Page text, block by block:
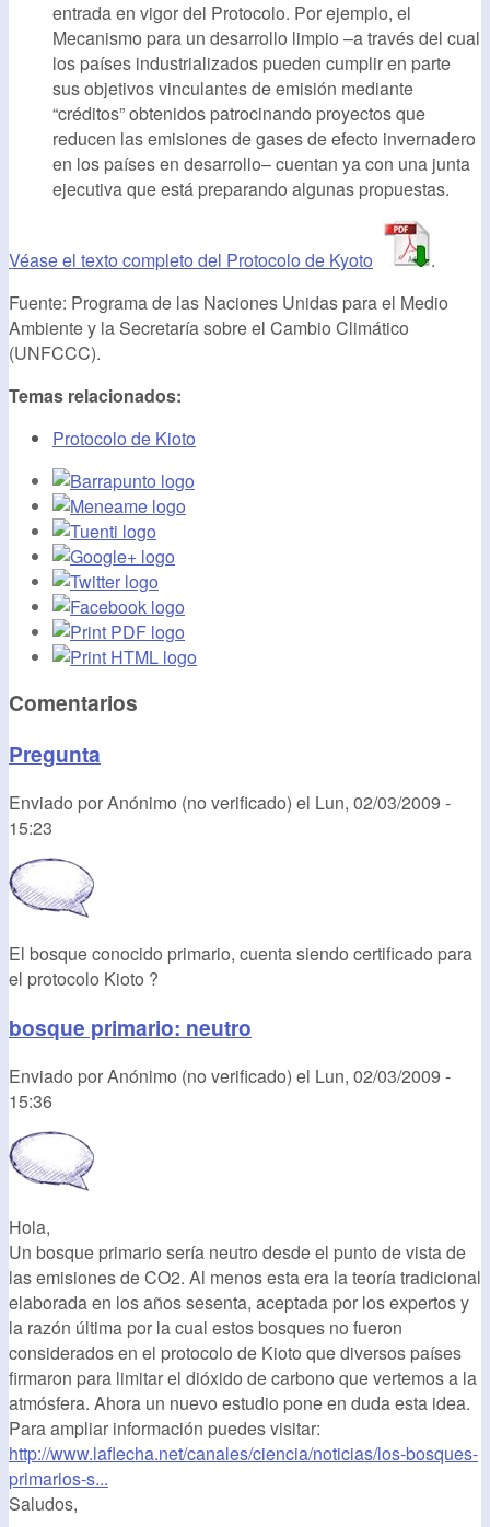
entrada en vigor del Protocolo. Por ejemplo, el
Mecanismo para un desarrollo limpio –a través del cual
los países industrializados pueden cumplir en parte
sus objetivos vinculantes de emisión mediante
“créditos” obtenidos patrocinando proyectos que
reducen las emisiones de gases de efecto invernadero
en los países en desarrollo– cuentan ya con una junta
ejecutiva que está preparando algunas propuestas.
Véase el texto completo del Protocolo de Kyoto
.
Fuente: Programa de las Naciones Unidas para el Medio
Ambiente y la Secretaría sobre el Cambio Climático
(UNFCCC).
Temas relacionados:
Protocolo de Kioto
Comentarios
Pregunta
Enviado porAnónimo (no verificado) el Lun, 02/03/2009 -
15:23
El bosque conocido primario, cuenta siendo certificado para
el protocolo Kioto ?
bosque primario: neutro
Enviado porAnónimo (no verificado) el Lun, 02/03/2009 -
15:36
Hola,
Un bosque primario sería neutro desde el punto de vista de
las emisiones de CO2. Al menos esta era la teoría tradicional
elaborada en los años sesenta, aceptada por los expertos y
la razón última por la cual estos bosques no fueron
considerados en el protocolo de Kioto que diversos países
firmaron para limitar el dióxido de carbono que vertemos a la
atmósfera. Ahora un nuevo estudio pone en duda esta idea.
Para ampliar información puedes visitar:
http://www.laflecha.net/canales/ciencia/noticias/los-bosques-
primarios-s...
Saludos,